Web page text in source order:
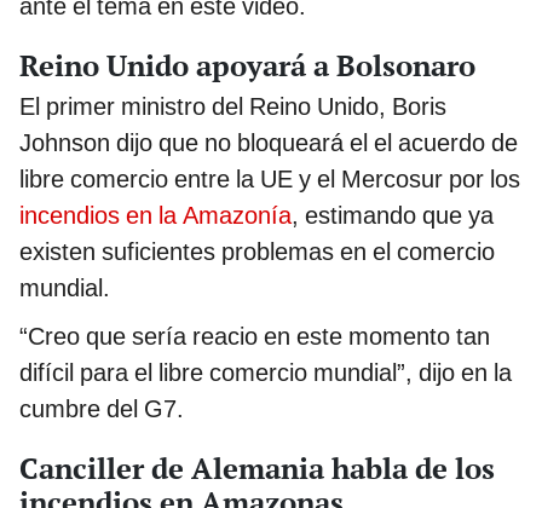
ante el tema en este video.
Reino Unido apoyará a Bolsonaro
El primer ministro del Reino Unido, Boris
Johnson dijo que no bloqueará el el acuerdo de
libre comercio entre la UE y el Mercosur por los
incendios en la Amazonía, estimando que ya
existen suficientes problemas en el comercio
mundial.
“Creo que sería reacio en este momento tan
difícil para el libre comercio mundial”, dijo en la
cumbre del G7.
Canciller de Alemania habla de los